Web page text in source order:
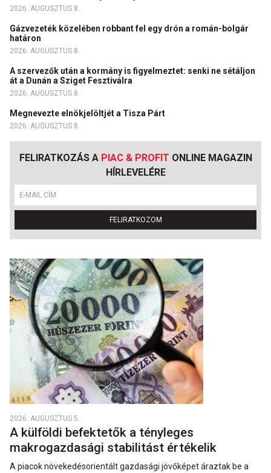
2026. AUGUSZTUS 8.
Gázvezeték közelében robbant fel egy drón a román-bolgár
határon
2026. AUGUSZTUS 8.
A szervezők után a kormány is figyelmeztet: senki ne sétáljon
át a Dunán a Sziget Fesztiválra
2026. AUGUSZTUS 8.
Megnevezte elnökjelöltjét a Tisza Párt
2026. AUGUSZTUS 8.
FELIRATKOZÁS A PIAC & PROFIT ONLINE MAGAZIN
HÍRLEVELÉRE
FELIRATKOZOM
2026. AUGUSZTUS 5.
A külföldi befektetők a tényleges
makrogazdasági stabilitást értékelik
A piacok növekedésorientált gazdasági jövőképet áraztak be a